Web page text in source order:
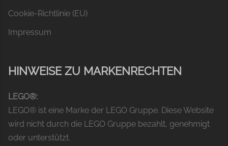
Cookie-Richtlinie (EU)
Impressum
HINWEISE ZU MARKENRECHTEN
LEGO®:
LEGO® ist eine Marke der LEGO Gruppe. Diese Website
wird nicht durch die LEGO Gruppe bezahlt, genehmigt
oder unterstützt.